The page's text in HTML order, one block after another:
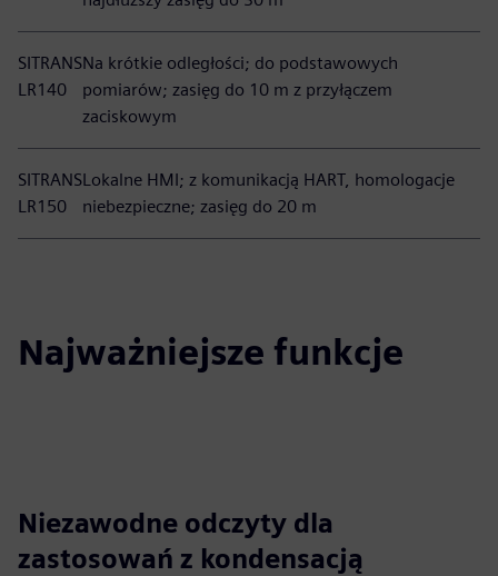
SITRANS
LR140
Na krótkie odległości; do podstawowych
pomiarów; zasięg do 10 m z przyłączem
zaciskowym
SITRANS
LR150
Lokalne HMI; z komunikacją HART, homologacje
niebezpieczne; zasięg do 20 m
Najważniejsze funkcje
Niezawodne odczyty dla
zastosowań z kondensacją